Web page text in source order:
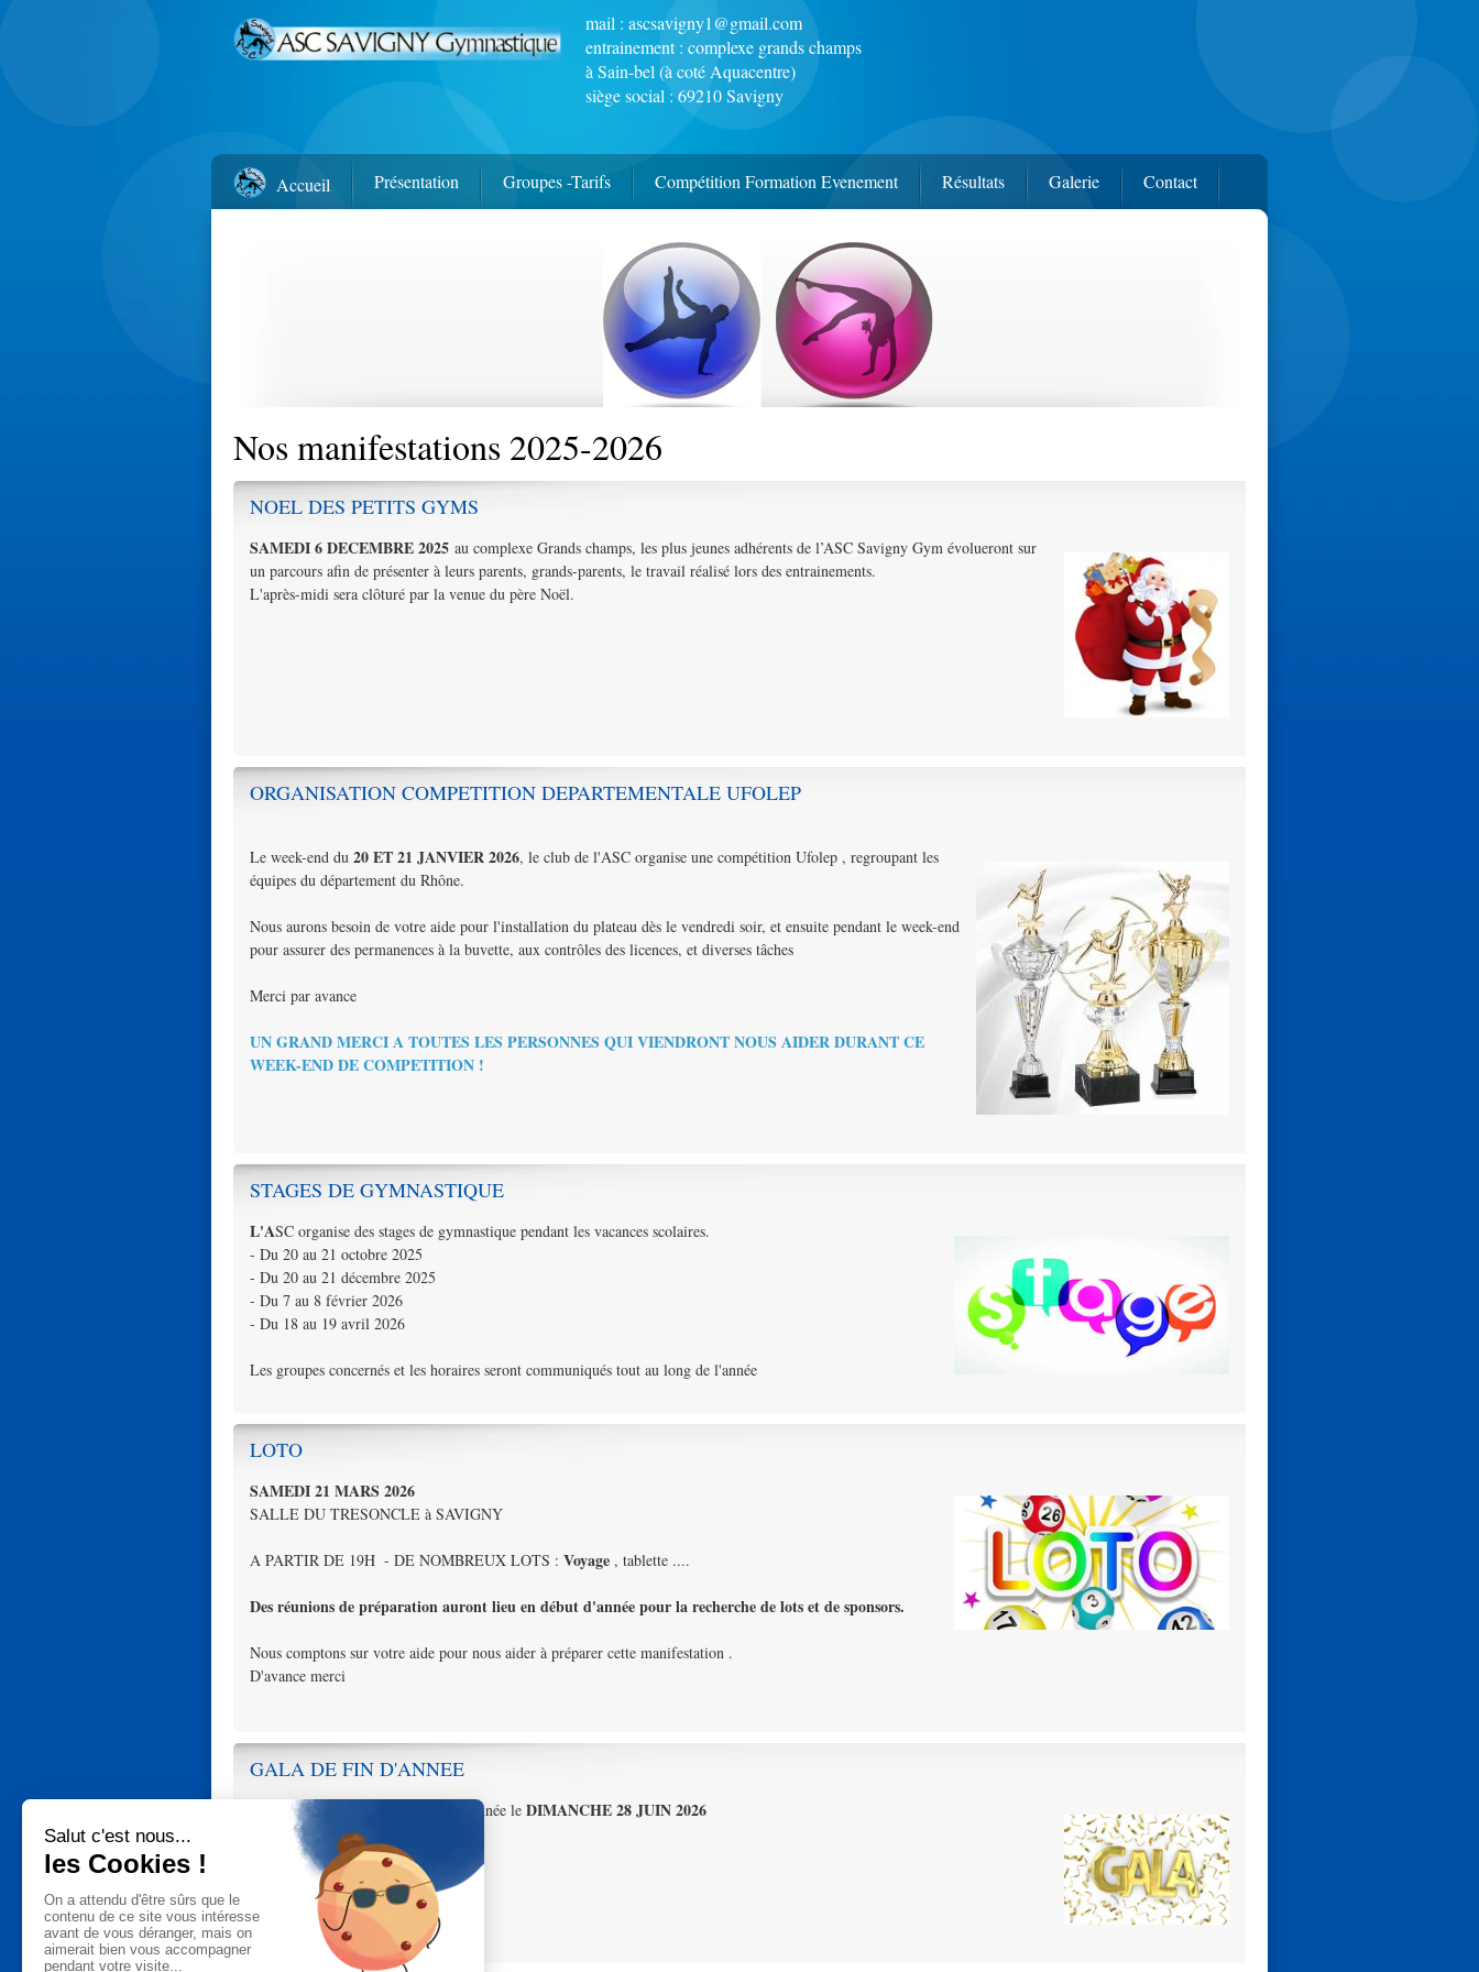
mail : ascsavigny1@gmail.com
entrainement : complexe grands champs
à Sain-bel (à coté Aquacentre)
siège social : 69210 Savigny
Accueil Présentation Groupes -Tarifs Compétition Formation Evenement Résultats Galerie Contact
Nos manifestations 2025-2026
NOEL DES PETITS GYMS
SAMEDI 6 DECEMBRE 2025 au complexe Grands champs, les plus jeunes adhérents de l’ASC Savigny Gym évolueront sur
un parcours afin de présenter à leurs parents, grands-parents, le travail réalisé lors des entrainements.
L'après-midi sera clôturé par la venue du père Noël.
ORGANISATION COMPETITION DEPARTEMENTALE UFOLEP
Le week-end du 20 ET 21 JANVIER 2026, le club de l'ASC organise une compétition Ufolep , regroupant les
équipes du département du Rhône.
Nous aurons besoin de votre aide pour l'installation du plateau dès le vendredi soir, et ensuite pendant le week-end
pour assurer des permanences à la buvette, aux contrôles des licences, et diverses tâches
Merci par avan ce
UN GRAND MERCI A TOUTES LES PERSONNES QUI VIENDRONT NOUS AIDER DURANT CE
WEEK-END DE COMPETITION !
STAGES DE GYMNASTIQUE
L'ASC organise des stages de gymnastique pendant les vacances scolaires.
- Du 20 au 21 octobre 2025
- Du 20 au 21 décembre 2025
- Du 7 au 8 février 2026
- Du 18 au 19 avril 2026
Les groupes concernés et les horaires seront communiqués tout au long de l'année
LOTO
SAMEDI 21 MARS 2026
SALLE DU TRESONCLE à SAVIGNY
A PARTIR DE 19H - DE NOMBREUX LOTS : Voyage , tablette ....
Des réunions de préparation auront lieu en début d'année pour la recherche de lots et de sponsors.
Nous comptons sur votre aide pour nous aider à préparer cette manifestat ion .
D'avance merci
GALA DE FIN D'ANNEE
L'ASC organisera son gala de fin d'année le DIMANCHE 28 JUIN 2026